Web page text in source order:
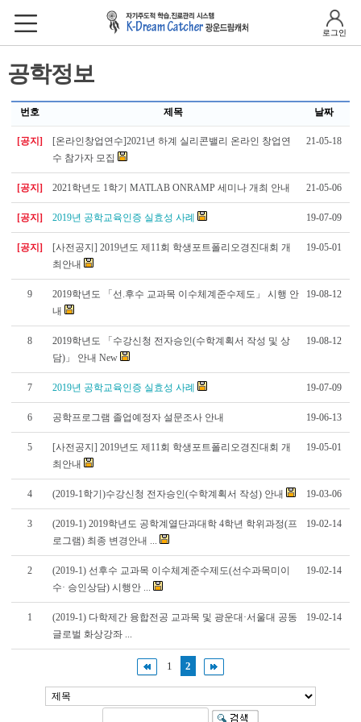
로그인
공학정보
번호 제목 날짜
[공지]
[온라인창업연수]2021년 하계 실리콘밸리 온라인 창업연
수 참가자 모집
21-05-18
[공지] 2021학년도 1학기 MATLAB ONRAMP 세미나 개최 안내 21-05-06
[공지] 2019년 공학교육인증 실효성 사례 19-07-09
[공지]
[사전공지] 2019년도 제11회 학생포트폴리오경진대회 개
최안내
19-05-01
9
2019학년도 「선.후수 교과목 이수체계준수제도」 시행 안
내
19-08-12
8
2019학년도 「수강신청 전자승인(수학계획서 작성 및 상
담)」 안내 New
19-08-12
7 2019년 공학교육인증 실효성 사례 19-07-09
6 공학프로그램 졸업예정자 설문조사 안내 19-06-13
5
[사전공지] 2019년도 제11회 학생포트폴리오경진대회 개
최안내
19-05-01
4 (2019-1학기)수강신청 전자승인(수학계획서 작성) 안내 19-03-06
3
(2019-1) 2019학년도 공학계열단과대학 4학년 학위과정(프
로그램) 최종 변경안내 ...
19-02-14
2
(2019-1) 선후수 교과목 이수체계준수제도(선수과목미이
수· 승인상담) 시행안 ...
19-02-14
1
(2019-1) 다학제간 융합전공 교과목 및 광운대·서울대 공동
글로벌 화상강좌 ...
19-02-14
1 2